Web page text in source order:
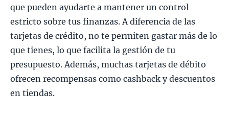
que pueden ayudarte a mantener un control
estricto sobre tus finanzas. A diferencia de las
tarjetas de crédito, no te permiten gastar más de lo
que tienes, lo que facilita la gestión de tu
presupuesto. Además, muchas tarjetas de débito
ofrecen recompensas como cashback y descuentos
en tiendas.